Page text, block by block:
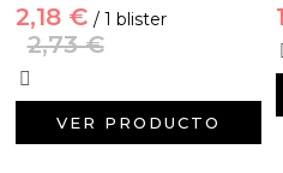
2,18 € / 1 blister
2,73 €
VER PRODUCTO